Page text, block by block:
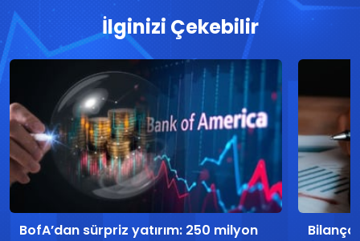
İlginizi Çekebilir
BofA’dan sürpriz yatırım: 250 milyon
Bilanço